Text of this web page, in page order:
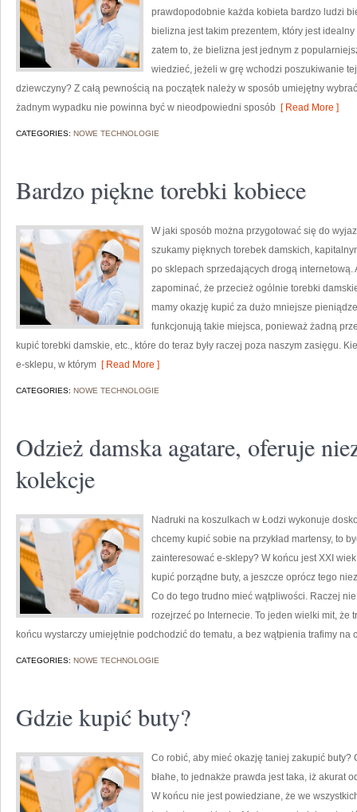
prawdopodobnie każda kobieta bardzo ludzi
bielizna jest takim prezentem, który jest
zatem to, że bielizna jest jednym z
wiedzieć, jeżeli w grę wchodzi poszukiwanie
dziewczyny? Z całą pewnością na początek należy w sposób umiejętny
żadnym wypadku nie powinna być w nieodpowiedni sposób [ Read More ]
CATEGORIES: NOWE TECHNOLOGIE
Bardzo piękne torebki kobiece
W jaki sposób można przygotować się do
szukamy pięknych torebek damskich,
po sklepach sprzedających drogą internetową.
zapominać, że przecież ogólnie torebki
mamy okazję kupić za dużo mniejsze
funkcjonują takie miejsca, ponieważ żadną
kupić torebki damskie, etc., które do teraz były raczej poza naszym zasięgu.
e-sklepu, w którym [ Read More ]
CATEGORIES: NOWE TECHNOLOGIE
Odzież damska agatare, oferuje
kolekcje
Nadruki na koszulkach w Łodzi wykonuje
chcemy kupić sobie na przykład martensy, to
zainteresować e-sklepy? W końcu jest XXI
kupić porządne buty, a jeszcze oprócz tego
Co do tego trudno mieć wątpliwości. Raczej
rozejrzeć po Internecie. To jeden wielki mit,
końcu wystarczy umiejętnie podchodzić do tematu, a bez wątpienia trafimy na
CATEGORIES: NOWE TECHNOLOGIE
Gdzie kupić buty?
Co robić, aby mieć okazję taniej zakupić
błahe, to jednakże prawda jest taka, iż akurat
W końcu nie jest powiedziane, że we